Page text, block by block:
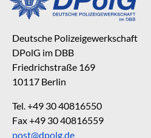
Deutsche Polizeigewerkschaft
DPolG im DBB
Friedrichstraße 169
10117 Berlin
Tel. +49 30 40816550
Fax +49 30 40816559
post@dpolg.de